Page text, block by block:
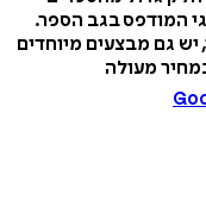
המודפס בגב הספר.
גם מבצעים מיוחדים
מעולה